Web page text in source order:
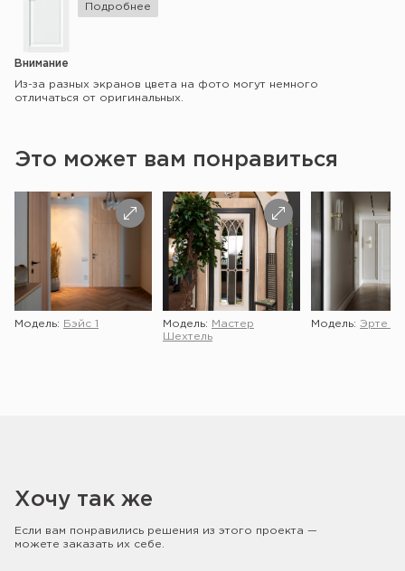
Подробнее
Внимание
Из-за разных экранов цвета на фото могут немного
отличаться от оригинальных.
Это может вам понравиться
Модель: Бэйс 1 Модель:
Мастер
Шехтель
Модель: Эрте 2
Хочу так же
Если вам понравились решения из этого проекта —
можете заказать их себе.